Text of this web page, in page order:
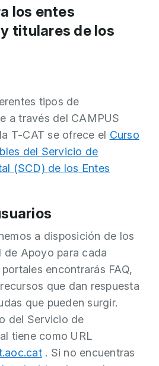
los entes
titulares de los
tipos de
a través del CAMPUS
T-CAT se ofrece el Curso
del Servicio de
(SCD) de los Entes
a disposición de los
de Apoyo para cada
encontrarás FAQ,
que dan respuesta
que pueden surgir.
del Servicio de
tiene como URL
. Si no encuentras